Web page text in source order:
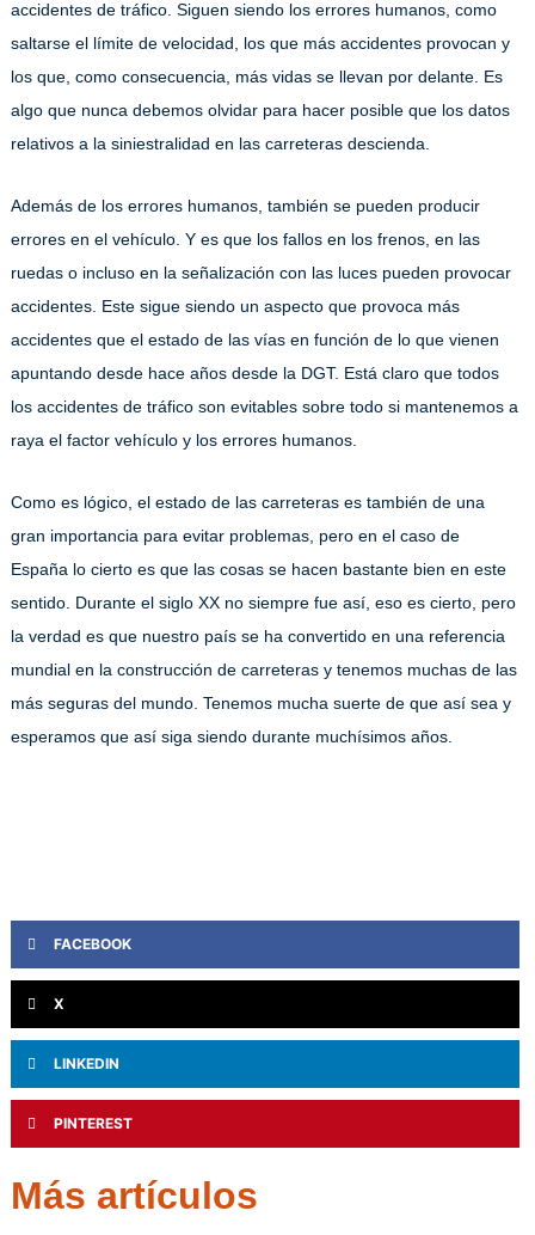
accidentes de tráfico. Siguen siendo los errores humanos, como
saltarse el límite de velocidad, los que más accidentes provocan y
los que, como consecuencia, más vidas se llevan por delante. Es
algo que nunca debemos olvidar para hacer posible que los datos
relativos a la siniestralidad en las carreteras descienda.
Además de los errores humanos, también se pueden producir
errores en el vehículo. Y es que los fallos en los frenos, en las
ruedas o incluso en la señalización con las luces pueden provocar
accidentes. Este sigue siendo un aspecto que provoca más
accidentes que el estado de las vías en función de lo que vienen
apuntando desde hace años desde la DGT. Está claro que todos
los accidentes de tráfico son evitables sobre todo si mantenemos a
raya el factor vehículo y los errores humanos.
Como es lógico, el estado de las carreteras es también de una
gran importancia para evitar problemas, pero en el caso de
España lo cierto es que las cosas se hacen bastante bien en este
sentido. Durante el siglo XX no siempre fue así, eso es cierto, pero
la verdad es que nuestro país se ha convertido en una referencia
mundial en la construcción de carreteras y tenemos muchas de las
más seguras del mundo. Tenemos mucha suerte de que así sea y
esperamos que así siga siendo durante muchísimos años.
FACEBOOK
X
LINKEDIN
PINTEREST
Más artículos